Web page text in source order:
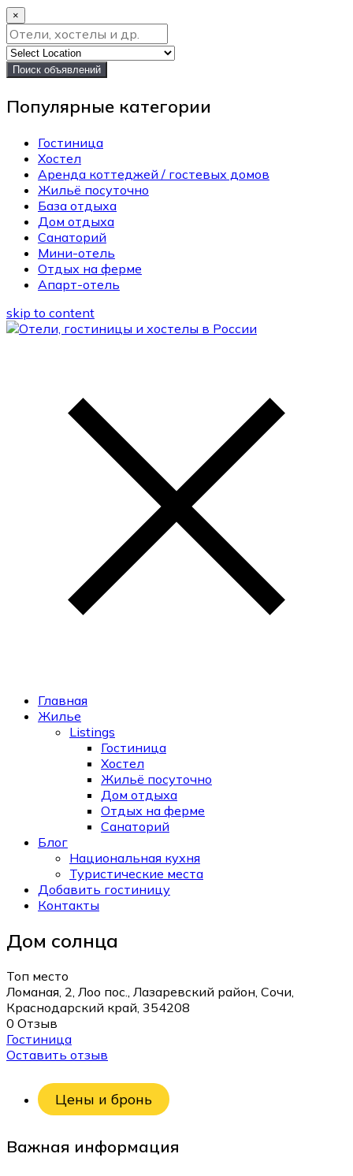
×
Поиск объявлений
Популярные категории
Гостиница
Хостел
Аренда коттеджей / гостевых домов
Жильё посуточно
База отдыха
Дом отдыха
Санаторий
Мини-отель
Отдых на ферме
Апарт-отель
skip to content
Главная
Жилье
Listings
Гостиница
Хостел
Жильё посуточно
Дом отдыха
Отдых на ферме
Санаторий
Блог
Национальная кухня
Туристические места
Добавить гостиницу
Контакты
Дом солнца
Топ место
Ломаная, 2, Лоо пос., Лазаревский район, Сочи,
Краснодарский край, 354208
0 Отзыв
Гостиница
Оставить отзыв
Цены и бронь
Важная информация